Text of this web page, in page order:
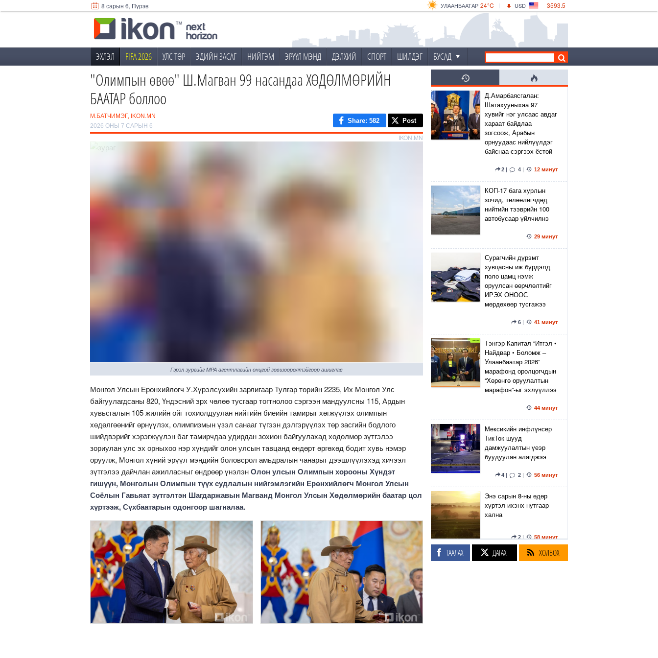
8 сарын 6, Пүрэв 24°C
УЛААНБААТАР
27°C
ДАРХАН
25°C
ЭРДЭНЭТ
USD 3593.5
4146.36
ЭХЛЭЛ FIFA 2026 УЛС ТӨР ЭДИЙН ЗАСАГ НИЙГЭМ ЭРҮҮЛ МЭНД ДЭЛХИЙ СПОРТ ШИЛДЭГ БУСАД
"Олимпын өвөө" Ш.Магван 99 насандаа ХӨДӨЛМӨРИЙН
БААТАР боллоо
М.БАТЧИМЭГ, IKON.MN
2026 ОНЫ 7 САРЫН 6
Share: 582 Post
IKON.MN
Гэрэл зургийг MPA агентлагийн онцгой зөвшөөрөлтэйгөөр ашиглав
Монгол Улсын Ерөнхийлөгч У.Хүрэлсүхийн зарлигаар Тулгар төрийн 2235, Их Монгол Улс
байгуулагдсаны 820, Үндэсний эрх чөлөө тусгаар тогтнолоо сэргээн мандуулсны 115, Ардын
хувьсгалын 105 жилийн ойг тохиолдуулан нийтийн биеийн тамирыг хөгжүүлэх олимпын
хөдөлгөөнийг өрнүүлэх, олимпизмын үзэл санааг түгээн дэлгэрүүлэх төр засгийн бодлого
шийдвэрийг хэрэгжүүлэн баг тамирчдаа удирдан зохион байгуулахад хөдөлмөр зүтгэлээ
зориулан улс эх орныхоо нэр хүндийг олон улсын тавцанд өндөрт өргөхөд бодит хувь нэмэр
оруулж, Монгол хүний эрүүл мэндийн боловсрол амьдралын чанарыг дээшлүүлэхэд хичээл
зүтгэлээ дайчлан ажилласныг өндрөөр үнэлэнОлон улсын Олимпын хорооны Хүндэт
гишүүн, Монголын Олимпын түүх судлалын нийгэмлэгийн Ерөнхийлөгч Монгол Улсын
Соёлын Гавьяат зүтгэлтэн Шагдаржавын Магванд Монгол Улсын Хөдөлмөрийн баатар цол
хүртээж, Сүхбаатарын одонгоор шагналаа.
Д.Амарбаясгалан:
Шатахууныхаа 97
хувийг нэг улсаас авдаг
хараат байдлаа
зогсоож, Арабын
орнуудаас нийлүүлдэг
байснаа сэргээх ёстой
2 | 4 | 12 минут
КОП-17 бага хурлын
зочид, төлөөлөгчдөд
нийтийн тээврийн 100
автобусаар үйлчилнэ
29 минут
Сурагчийн дүрэмт
хувцасны иж бүрдэлд
поло цамц нэмж
оруулсан өөрчлөлтийг
ИРЭХ ОНООС
мөрдөхөөр тусгажээ
6| 41 минут
Тэнгэр Капитал “Итгэл •
Найдвар • Боломж –
Улаанбаатар 2026”
марафонд оролцогчдын
“Хөрөнгө оруулалтын
марафон”-ыг эхлүүллээ
44 минут
Мексикийн инфлүнсер
ТикТок шууд
дамжуулалтын үеэр
буудуулан алагджээ
4 | 2 | 56 минут
Энэ сарын 8-ны өдөр
хүртэл ихэнх нутгаар
хална
2| 58 минут
Японы амьтны
ТААЛАХ ДАГАХ ХОЛБОХ